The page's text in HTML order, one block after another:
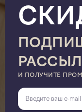
И ПОЛУЧИТЕ